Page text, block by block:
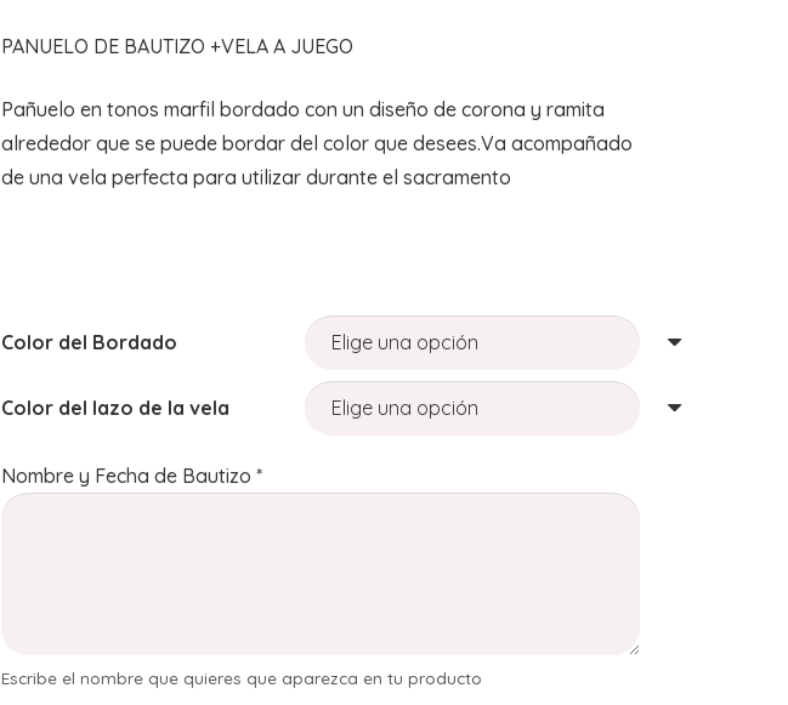
PANUELO DE BAUTIZO +VELA A JUEGO
Pañuelo en tonos marfil bordado con un diseño de corona y ramita
alrededor que se puede bordar del color que desees.Va acompañado
de una vela perfecta para utilizar durante el sacramento
Color del Bordado
Color del lazo de la vela
Nombre y Fecha de Bautizo *
Escribe el nombre que quieres que aparezca en tu producto